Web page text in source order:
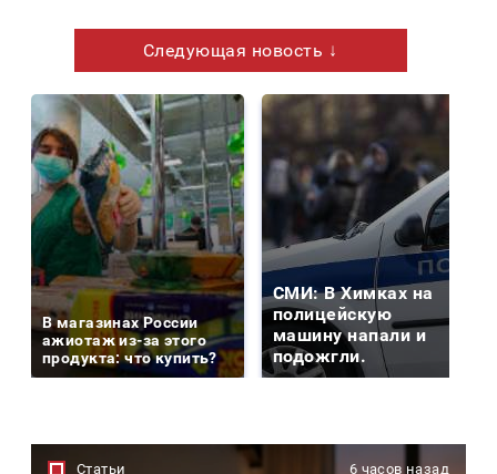
Следующая новость ↓
В магазинах России
ажиотаж из-за этого
продукта: что купить?
СМИ: В Химках на
полицейскую
машину напали и
подожгли.
Статьи 6 часов назад